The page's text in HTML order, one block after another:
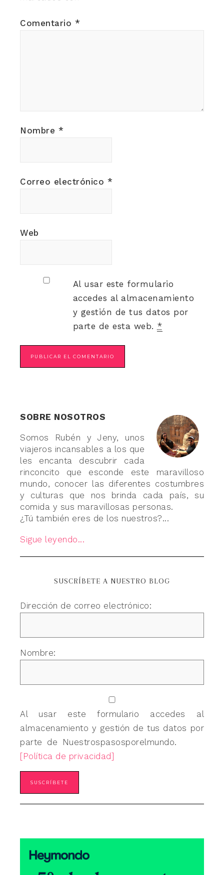
Comentario *
Nombre *
Correo electrónico *
Web
Al usar este formulario
accedes al almacenamiento
y gestión de tus datos por
parte de esta web. *
SOBRE NOSOTROS
Somos Rubén y Jeny, unos
viajeros incansables a los que
les encanta descubrir cada
rinconcito que esconde este maravilloso
mundo, conocer las diferentes costumbres
y culturas que nos brinda cada país, su
comida y sus maravillosas personas.
¿Tú también eres de los nuestros?...
Sigue leyendo...
SUSCRÍBETE A NUESTRO BLOG
Dirección de correo electrónico:
Nombre:
Al usar este formulario accedes al
almacenamiento y gestión de tus datos por
parte de Nuestrospasosporelmundo.
[Política de privacidad]